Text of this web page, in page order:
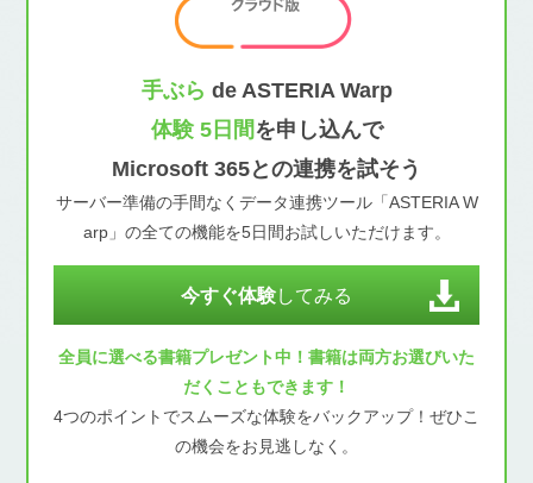
手ぶら de ASTERIA Warp
体験 5日間を申し込んで
Microsoft 365との連携を試そう
サーバー準備の手間なくデータ連携ツール「ASTERIA W
arp」の全ての機能を5日間お試しいただけます。
今すぐ体験してみる
全員に選べる書籍プレゼント中！書籍は両方お選びいた
だくこともできます！
4つのポイントでスムーズな体験をバックアップ！ぜひこ
の機会をお見逃しなく。